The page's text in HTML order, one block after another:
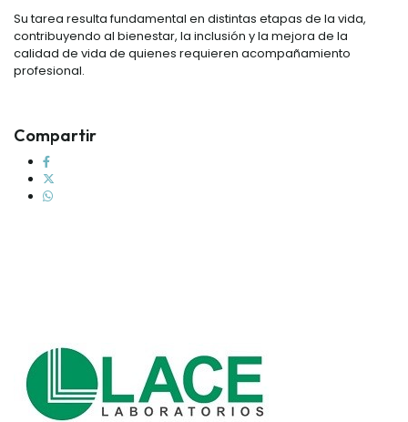
Su tarea resulta fundamental en distintas etapas de la vida,
contribuyendo al bienestar, la inclusión y la mejora de la
calidad de vida de quienes requieren acompañamiento
profesional.
Compartir